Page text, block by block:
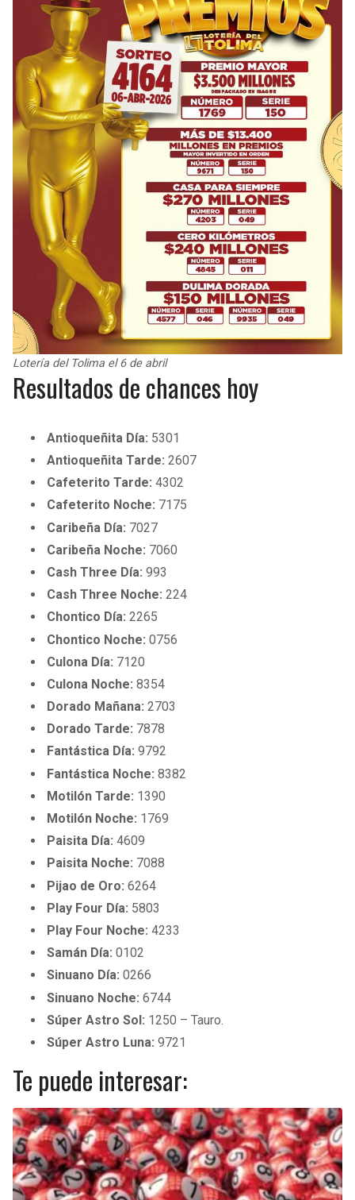
Lotería del Tolima el 6 de abril
Resultados de chances hoy
Antioqueñita Día: 5301
Antioqueñita Tarde:2607
Cafeterito Tarde:4302
Cafeterito Noche: 7175
Caribeña Día: 7027
Caribeña Noche: 7060
Cash Three Día:993
Cash Three Noche:224
Chontico Día:2265
Chontico Noche:0756
Culona Día: 7120
Culona Noche:8354
Dorado Mañana:2703
Dorado Tarde: 7878
Fantástica Día:9792
Fantástica Noche:8382
Motilón Tarde: 1390
Motilón Noche: 1769
Paisita Día:4609
Paisita Noche: 7088
Pijao de Oro:6264
Play Four Día: 5803
Play Four Noche:4233
Samán Día:0102
Sinuano Día:0266
Sinuano Noche:6744
Súper Astro Sol: 1250 – Tauro.
Súper Astro Luna:9721
Te puede interesar: